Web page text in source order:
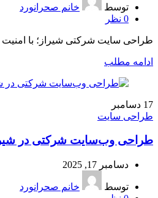
توسط
خانم صحرانورد
0 نظر
طراحی سایت شرکتی شیراز؛ با امنیت
ادامه مطلب
17 دسامبر
طراحی سایت
طراحی وب‌سایت شرکتی در
دسامبر 17, 2025
توسط
خانم صحرانورد